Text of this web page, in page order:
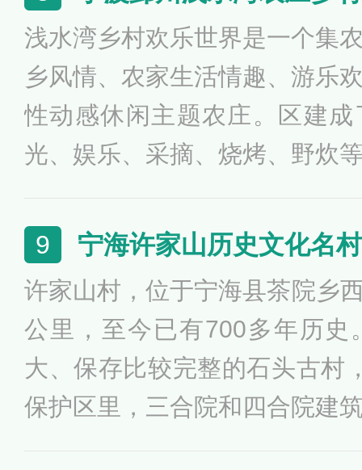
造。海乐园建设成以滩涂泥玩
乐园由5公里长的花溪流域建设
浅水湾乡村欢乐世界是一个集
乡风情、农家生活情趣、游乐
性动感休闲主题农庄。区建
光、娱乐、采摘、烧烤、野炊
佳场所，更是家庭休闲、亲子
旅游素质教育、婚纱摄影和婚
充分发挥基地的科普教育功能
件，继续加大力度，面向公众
我市全民科学素质做出更大的
9 宁海许家山历史文化名村
许家山村，位于宁海县茶院乡
公里，至今已有700多年历史
大、保存比较完整的石头古村
保护区里，三合院和四合院建